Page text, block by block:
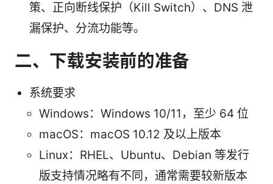
策、正向断线保护（Kill Switch）、DNS 泄
漏保护、分流功能等。
二、下载安装前的准备
系统要求
Windows：Windows 10/11，至少 64 位
macOS：macOS 10.12 及以上版本
Linux：RHEL、Ubuntu、Debian 等发行
版支持情况略有不同，通常需要较新版本